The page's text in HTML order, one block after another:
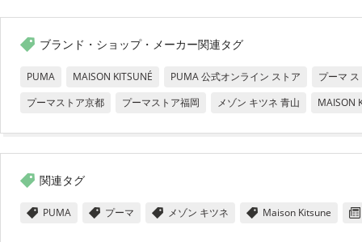
ブランド・ショップ・メーカー関連タグ
PUMA MAISON KITSUNÉ PUMA 公式オンライン ストア
プーマ
プーマストア京都
プーマストア福岡 メゾン キツネ 青山 MAISON
関連タグ
PUMA プーマ メゾン キツネ Maison Kitsune